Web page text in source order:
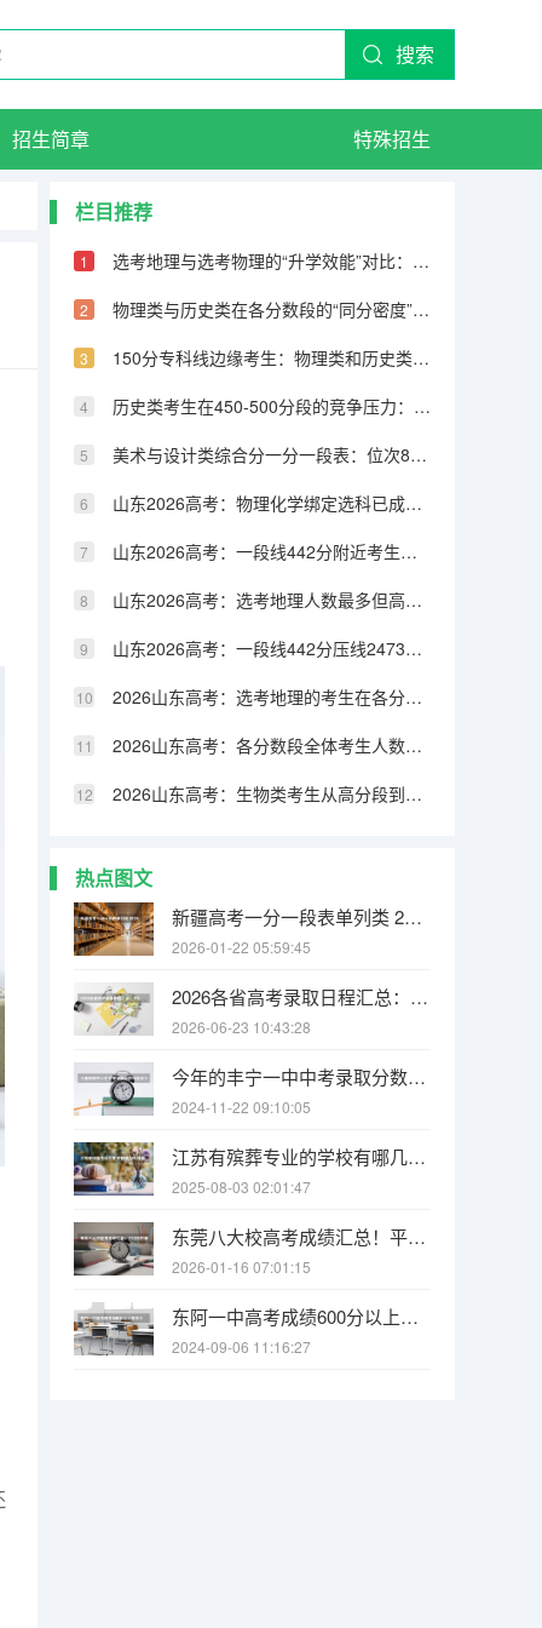
搜索
招生简章 特殊招生
栏目推荐
选考地理与选考物理的“升学效能”对比：物理是地理的4.5倍
物理类与历史类在各分数段的“同分密度”差异：历史类低分段更挤
150分专科线边缘考生：物理类和历史类选科分布差异明显
历史类考生在450-500分段的竞争压力：看似人少实则赛道更窄
美术与设计类综合分一分一段表：位次8000-12000考生填报策略
山东2026高考：物理化学绑定选科已成主流，不选化学影响有多大
山东2026高考：一段线442分附近考生最密集，每分约2500人
山东2026高考：选考地理人数最多但高分段占比低，选科需谨慎
山东2026高考：一段线442分压线2473人，本科志愿怎么填
2026山东高考：选考地理的考生在各分数段占比变化趋势
2026山东高考：各分数段全体考生人数变化趋势分析
2026山东高考：生物类考生从高分段到低分段的占比变化
热点图文
新疆高考一分一段表单列类 2025年新疆高考艺术类单列类文化课分数线
2026-01-22 05:59:45
2026各省高考录取日程汇总：7月上旬启动，本科批7月中下旬集中投档
2026-06-23 10:43:28
今年的丰宁一中中考录取分数线是多少
2024-11-22 09:10:05
江苏有殡葬专业的学校有哪几所 殡葬学专业大学排名
2025-08-03 02:01:47
东莞八大校高考成绩汇总！平均特控率60%！（东莞各校高考上线率）
2026-01-16 07:01:15
东阿一中高考成绩600分以上有多少
2024-09-06 11:16:27